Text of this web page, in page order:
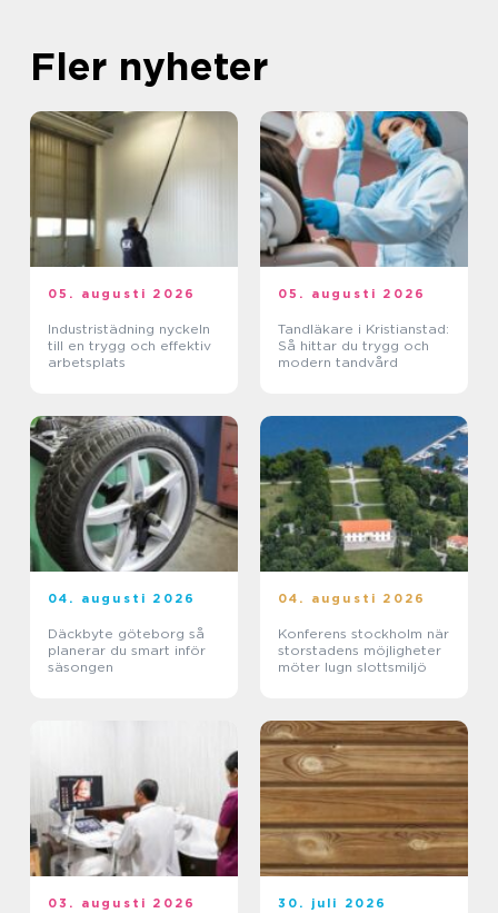
Fler nyheter
05. augusti 2026
Industristädning nyckeln
till en trygg och effektiv
arbetsplats
05. augusti 2026
Tandläkare i Kristianstad:
Så hittar du trygg och
modern tandvård
04. augusti 2026
Däckbyte göteborg så
planerar du smart inför
säsongen
04. augusti 2026
Konferens stockholm när
storstadens möjligheter
möter lugn slottsmiljö
03. augusti 2026 30. juli 2026